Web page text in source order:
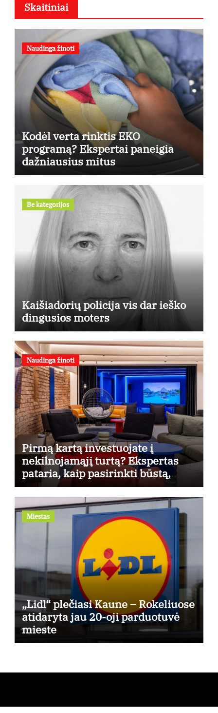
Skaitiniai
Naudinga žinoti
Kodėl verta rinktis EKO
programą? Ekspertai paneigia
dažniausius mitus
Be kategorijos
Kaišiadorių policija vis dar ieško
dingusios moters
Naudinga žinoti
Pirmą kartą investuojate į
nekilnojamąjį turtą? Ekspertas
pataria, kaip pasirinkti būstą,
kuris generuos grąžą
Miestas
„Lidl“ plečiasi Kaune – Rokeliuose
atidaryta jau 20-oji parduotuvė
mieste